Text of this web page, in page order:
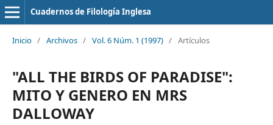
Cuadernos de Filología Inglesa
Inicio / Archivos / Vol. 6 Núm. 1 (1997) / Artículos
"ALL THE BIRDS OF PARADISE":
MITO Y GENERO EN MRS
DALLOWAY